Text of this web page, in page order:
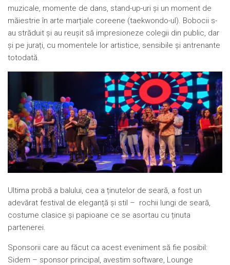
muzicale, momente de dans, stand-up-uri și un moment de
măiestrie în arte marțiale coreene (taekwondo-ul). Bobocii s-
au străduit și au reușit să impresioneze colegii din public, dar
și pe jurați, cu momentele lor artistice, sensibile și antrenante
totodată.
Ultima probă a balului, cea a ținutelor de seară, a fost un
adevărat festival de eleganță și stil – rochii lungi de seară,
costume clasice și papioane ce se asortau cu ținuta
partenerei.
Sponsorii care au făcut ca acest eveniment să fie posibil:
Sidem – sponsor principal, avestim software, Lounge